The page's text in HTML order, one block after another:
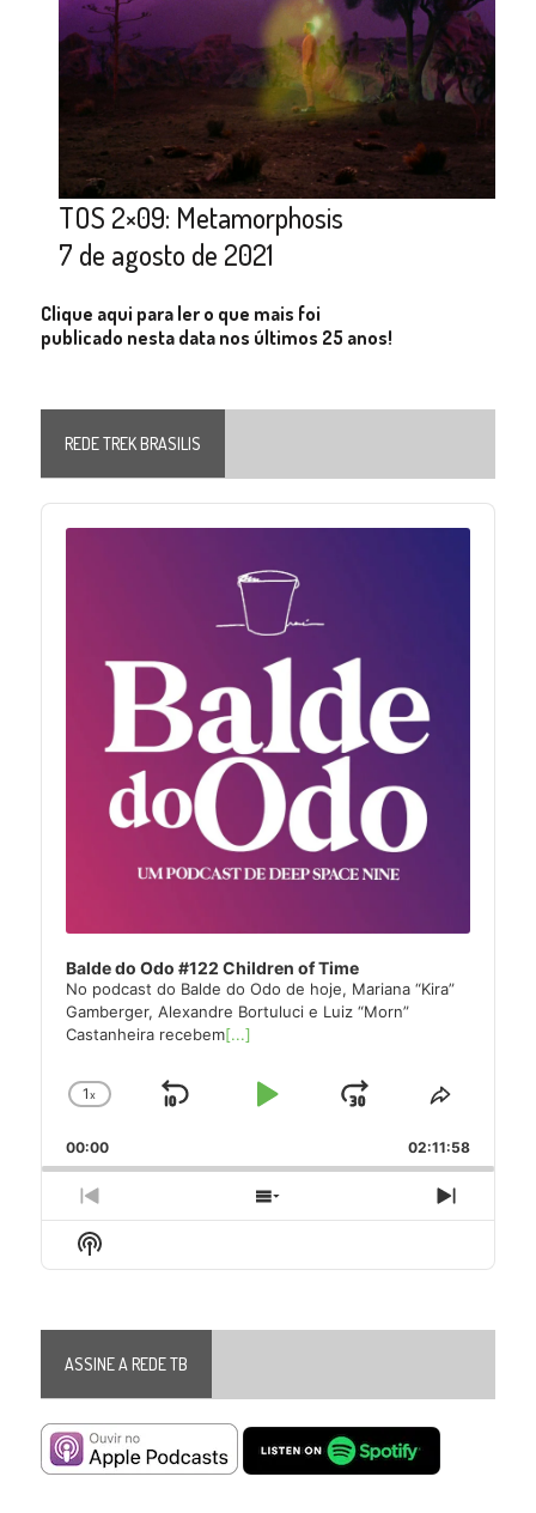
TOS 2×09: Metamorphosis
7 de agosto de 2021
Clique aqui para ler o que mais foi
publicado nesta data nos últimos 25 anos!
REDE TREK BRASILIS
Audio
Player
Balde do Odo #122 Children of Time
No podcast do Balde do Odo de hoje, Mariana “Kira”
Gamberger, Alexandre Bortuluci e Luiz “Morn”
Castanheira recebem[...]
Change
Rate
1x
Skip
Play
Jump
Forward
Share
Episode
00:00 02:11:58
Previous
Episode
Show
Episodes
Next
Episode
Show
Podcast
ASSINE A REDE TB